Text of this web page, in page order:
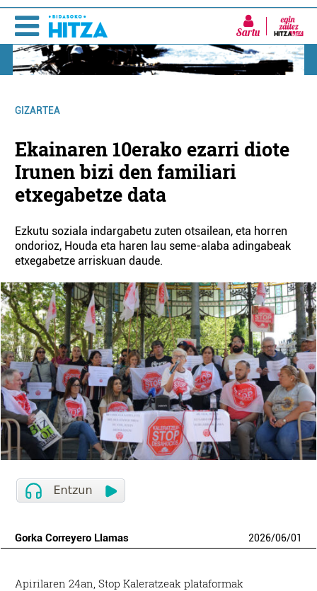
Sartu
GIZARTEA
Ekainaren 10erako ezarri diote
Irunen bizi den familiari
etxegabetze data
Ezkutu soziala indargabetu zuten otsailean, eta horren
ondorioz, Houda eta haren lau seme-alaba adingabeak
etxegabetze arriskuan daude.
Gorka Correyero Llamas 2026/06/01
Apirilaren 24an, Stop Kaleratzeak plataformak